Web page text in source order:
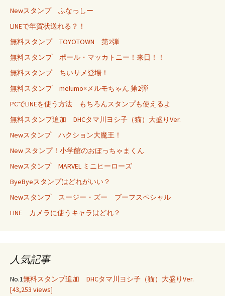
Newスタンプ ふなっしー
LINEで年賀状送れる？！
無料スタンプ TOYOTOWN 第2弾
無料スタンプ ポール・マッカトニー！来日！！
無料スタンプ ちいサメ登場！
無料スタンプ melumo×メルモちゃん 第2弾
PCでLINEを使う方法 もちろんスタンプも使えるよ
無料スタンプ追加 DHCタマ川ヨシ子（猫）大盛りVer.
Newスタンプ ハクション大魔王！
New スタンプ！小学館のおぼっちゃまくん
Newスタンプ MARVEL ミニヒーローズ
ByeByeスタンプはどれがいい？
Newスタンプ スージー・ズー ブーフスペシャル
LINE カメラに使うキャラはどれ？
人気記事
No.1無料スタンプ追加 DHCタマ川ヨシ子（猫）大盛りVer.
[43,253 views]